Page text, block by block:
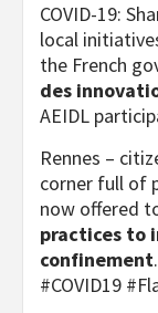
COVID-19:
local
the French
des
AEIDL
Rennes –
corner full of
now offered
practices to
confinement
#COVID19